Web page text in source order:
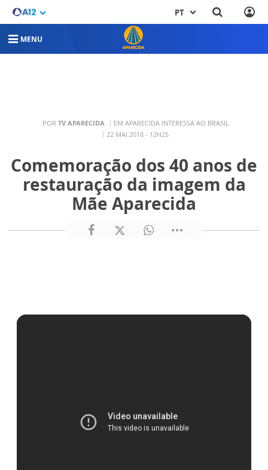
PT
MENU
POR TV APARECIDA
EM APARECIDA INTERESSA AO BRASIL
22 MAI 2018 - 12H25
Comemoração dos 40 anos de
restauração da imagem da
Mãe Aparecida